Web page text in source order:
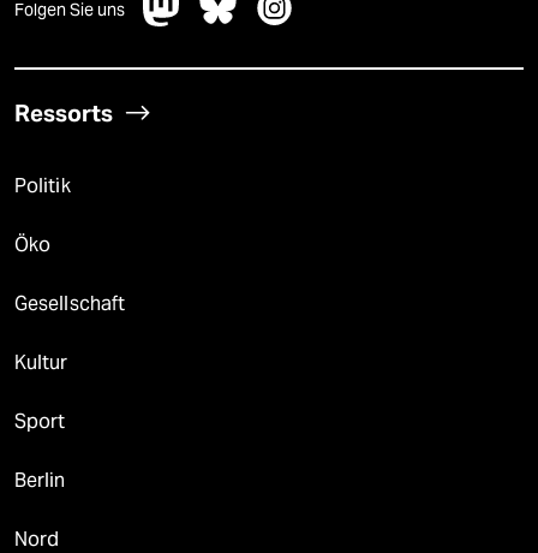
Folgen Sie uns
Ressorts
Politik
Öko
Gesellschaft
Kultur
Sport
Berlin
Nord